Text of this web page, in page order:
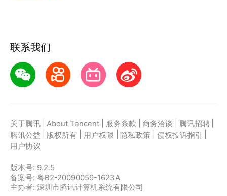
联系我们
关于腾讯 About Tencent 服务条款 商务洽谈 腾讯招聘
腾讯公益
版权所有 用户权限 隐私政策 侵权投诉指引
用户协议
版本号: 9.2.5
备案号: 粤B2-20090059-1623A
主办者: 深圳市腾讯计算机系统有限公司